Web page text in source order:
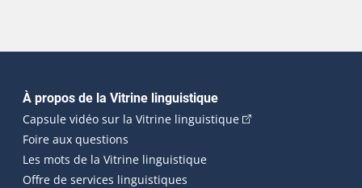
Navigation principale
À propos de la Vitrine linguistique
Capsule vidéo sur la Vitrine linguistique(Cet hyperlien
Foire aux questions
Les mots de la Vitrine linguistique
Offre de services linguistiques